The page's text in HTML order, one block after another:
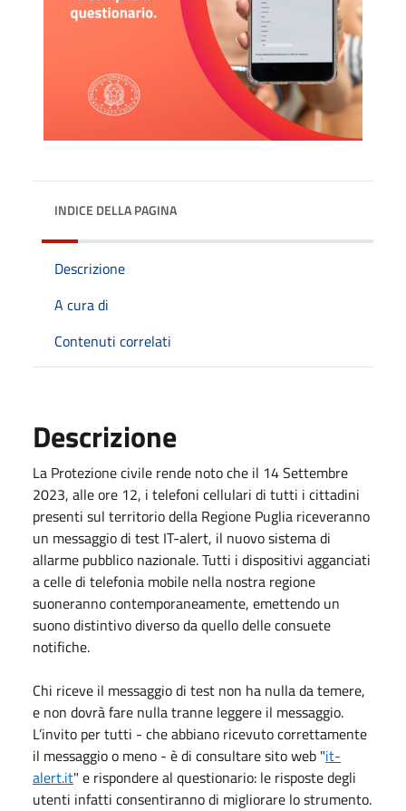
INDICE DELLA PAGINA
Descrizione
A cura di
Contenuti correlati
Descrizione
La Protezione civile rende noto che il 14 Settembre
2023, alle ore 12, i telefoni cellulari di tutti i cittadini
presenti sul territorio della Regione Puglia riceveranno
un messaggio di test IT-alert, il nuovo sistema di
allarme pubblico nazionale. Tutti i dispositivi agganciati
a celle di telefonia mobile nella nostra regione
suoneranno contemporaneamente, emettendo un
suono distintivo diverso da quello delle consuete
notifiche.
Chi riceve il messaggio di test non ha nulla da temere,
e non dovrà fare nulla tranne leggere il messaggio.
L’invito per tutti - che abbiano ricevuto correttamente
il messaggio o meno - è di consultare sito web "it-
alert.it" e rispondere al questionario: le risposte degli
utenti infatti consentiranno di migliorare lo strumento.